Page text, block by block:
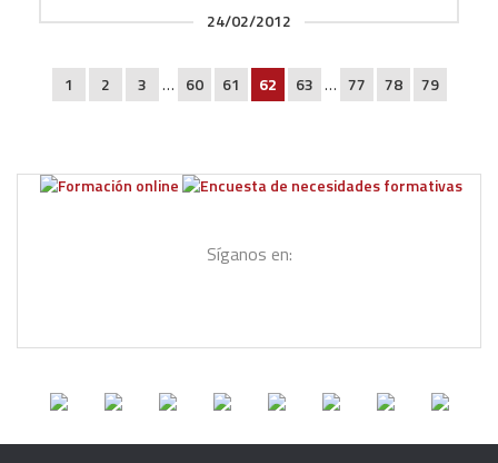
24/02/2012
1 2 3 … 60 61 62 63 … 77 78 79
Síganos en: